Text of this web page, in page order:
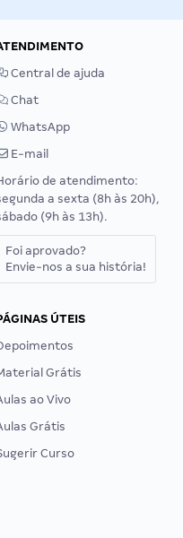
Central de ajuda
Chat
WhatsApp
E-mail
de atendimento:
a sexta (8h às 20h),
(9h às 13h).
Foi aprovado?
Envie-nos a sua história!
ÚTEIS
Grátis
ao Vivo
Grátis
Curso